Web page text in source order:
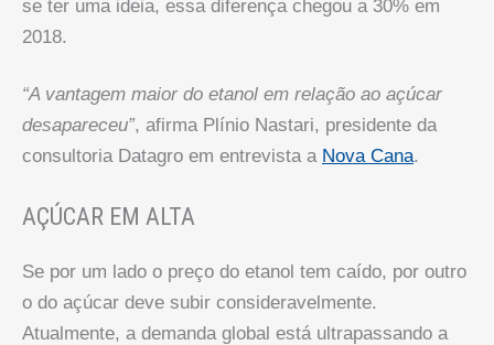
se ter uma ideia, essa diferença chegou a 30% em
2018.
“A vantagem maior do etanol em relação ao açúcar
desapareceu”, afirma Plínio Nastari, presidente da
consultoria Datagro em entrevista a Nova Cana.
AÇÚCAR EM ALTA
Se por um lado o preço do etanol tem caído, por outro
o do açúcar deve subir consideravelmente.
Atualmente, a demanda global está ultrapassando a